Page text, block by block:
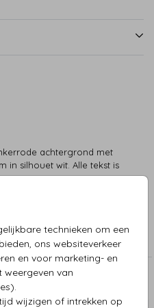
technieken om een
ons websiteverkeer
en voor marketing- en
van
wijzigen of intrekken op
achtergrond met
in silhouet wit. Alle tekst is